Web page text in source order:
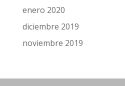
enero 2020
diciembre 2019
noviembre 2019